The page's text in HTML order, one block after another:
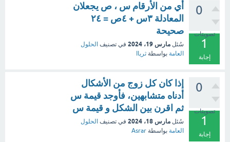
0
تصويتات
1
إجابة
أي من الأرقام س ، ص يجعلان
المعادلة ٣س + ٤ص = ٢٤
صحيحة
سُئل مارس 19، 2024 في تصنيف الحلول
العامة بواسطة ثرياا
0
تصويتات
1
إجابة
إذا كان كل زوج من الأشكال
أدناه متشابهين، فأوجد قيمة س
ثم اقرن بين الشكل و قيمة س
سُئل مارس 18، 2024 في تصنيف الحلول
العامة بواسطة Asrar